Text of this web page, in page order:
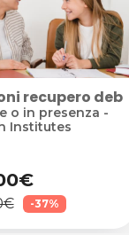
o shiatsu
docente
recupero
o in presenza -
Institutes
-37%